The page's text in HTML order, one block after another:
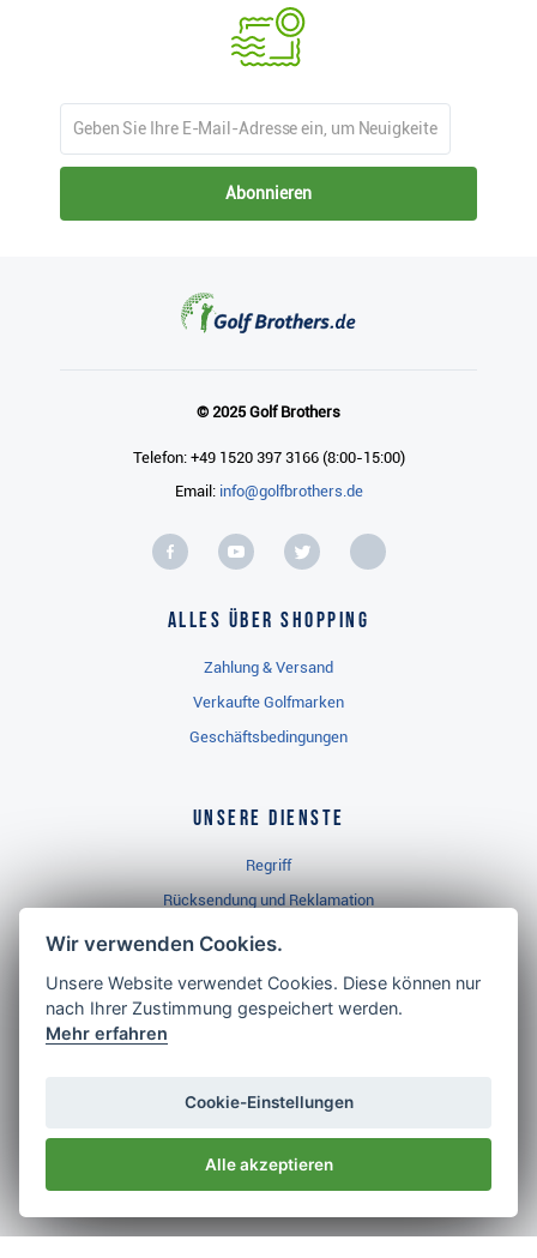
Abonnieren
© 2025 Golf Brothers
Telefon: +49 1520 397 3166 (8:00-15:00)
Email: info@golfbrothers.de
Alles über Shopping
Zahlung & Versand
Verkaufte Golfmarken
Geschäftsbedingungen
Unsere Dienste
Regriff
Rücksendung und Reklamation
Widerrufsbelehrung
Golf Brothers.de
Neuheiten
Impressum
Wir verwenden Cookies.
Unsere Website verwendet Cookies. Diese können nur
nach Ihrer Zustimmung gespeichert werden.
Mehr erfahren
Cookie-Einstellungen
Alle akzeptieren